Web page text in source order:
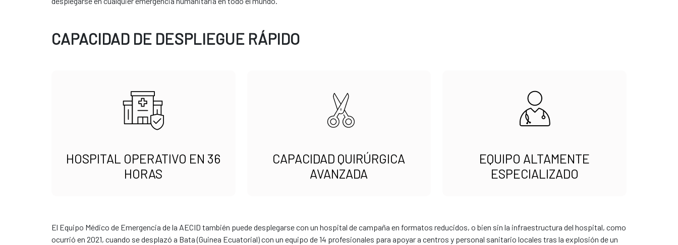
CAPACIDAD DE DESPLIEGUE RÁPIDO
HOSPITAL OPERATIVO EN 36
HORAS
CAPACIDAD QUIRÚRGICA
AVANZADA
EQUIPO ALTAMENTE
ESPECIALIZADO
El Equipo Médico de Emergencia de la AECID también puede desplegarse con un hospital de campaña en formatos reducidos, o bien sin la infraestructura del hospital, como
ocurrió en 2021, cuando se desplazó a Bata (Guinea Ecuatorial) con un equipo de 14 profesionales para apoyar a centros y personal sanitario locales tras la explosión de un